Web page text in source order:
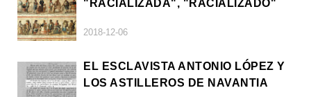
"RACIALIZADA", "RACIALIZADO"
2018-12-06
EL ESCLAVISTA ANTONIO LÓPEZ Y
LOS ASTILLEROS DE NAVANTIA